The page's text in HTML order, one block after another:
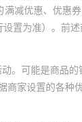
减优惠、优
为准）。前
可能是商品
家设置的各种